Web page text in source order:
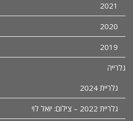
2021
2020
2019
גלרייה
גלריית 2024
גלריית 2022 – צילום: יואל לוי